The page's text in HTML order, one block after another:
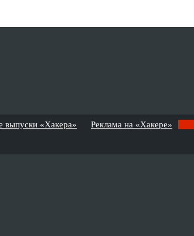
выпуски «Хакера» Реклама на «Хакере»